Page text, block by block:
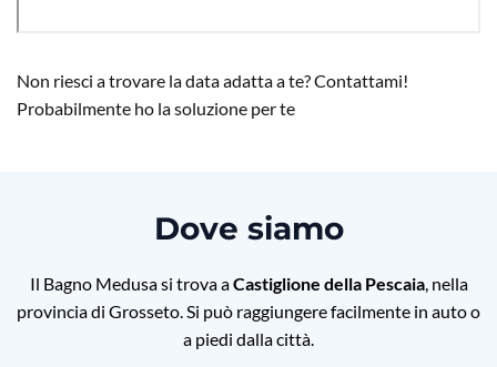
Non riesci a trovare la data adatta a te? Contattami!
Probabilmente ho la soluzione per te
Dove siamo
Il Bagno Medusa si trova aCastiglione della Pescaia, nella
provincia di Grosseto. Si può raggiungere facilmente in auto o
a piedi dalla città.